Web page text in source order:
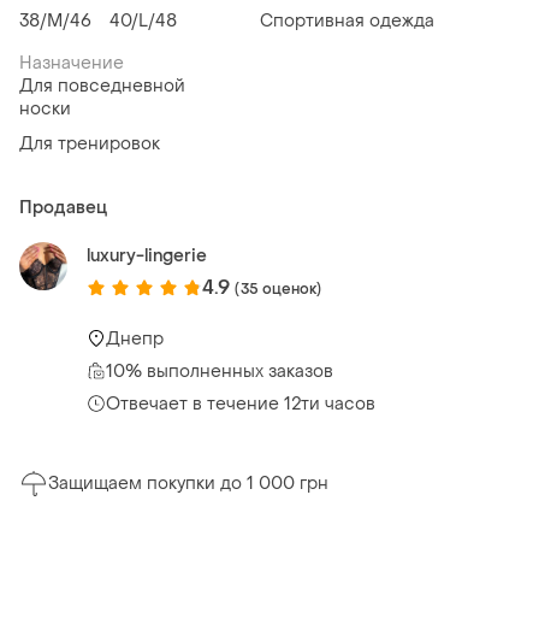
38/M/46
40/L/48
Спортивная одежда
Назначение
Для повседневной
носки
Для тренировок
Продавец
luxury-lingerie
4.9 (35 оценок)
Днепр
10% выполненных заказов
Отвечает в течение 12ти часов
Защищаем покупки до 1 000 грн